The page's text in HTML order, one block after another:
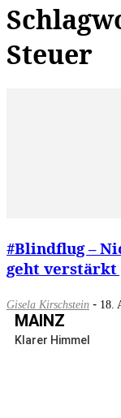
Steuer
#Blindflug –
geht verstärkt
Gisela Kirschstein - 18.
MAINZ
Klarer Himmel